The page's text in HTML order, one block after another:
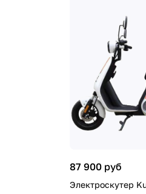
87 900 руб
Электроскутер